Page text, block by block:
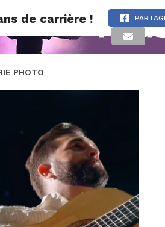
PHOTO
de carrière !